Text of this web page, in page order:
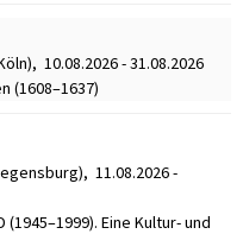
10.08.2026 - 31.08.2026
(1608–1637)
11.08.2026 -
Eine Kultur- und